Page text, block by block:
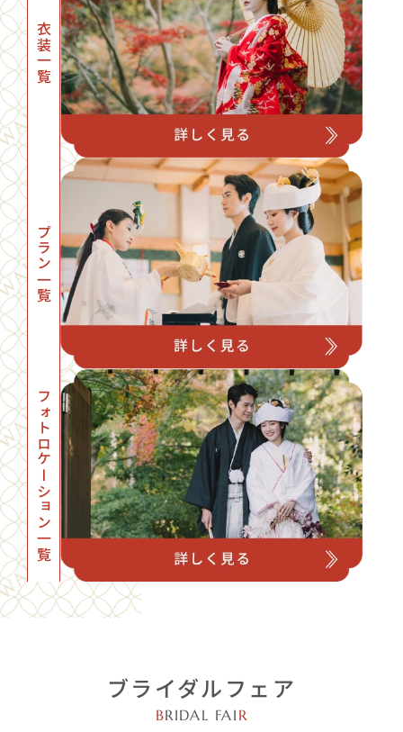
衣装一覧
プラン一覧
フォトロケーション一覧
ブライダルフェア
BRIDAL FAI R